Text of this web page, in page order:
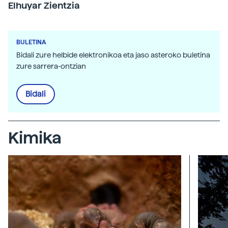
Elhuyar Zientzia
BULETINA
Bidali zure helbide elektronikoa eta jaso asteroko buletina
zure sarrera-ontzian
Bidali
Kimika